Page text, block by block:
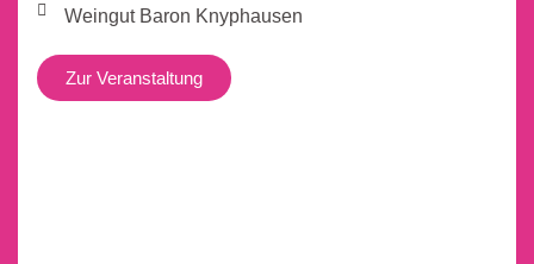
Weingut Baron Knyphausen
Zur Veranstaltung